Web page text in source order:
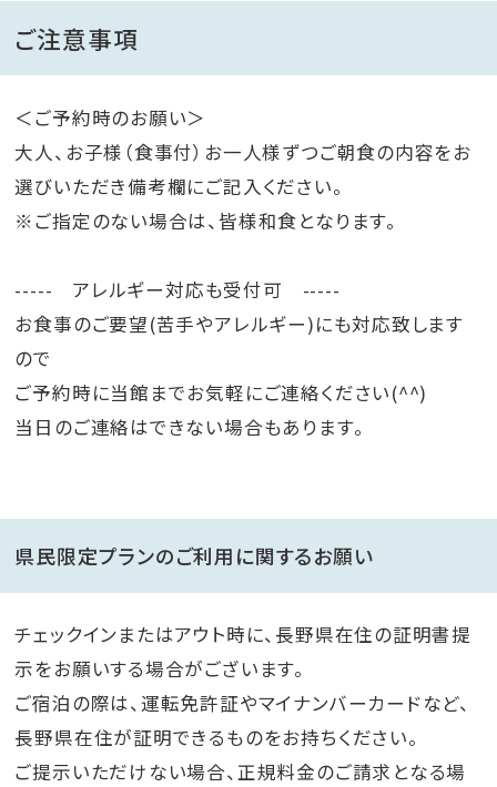
ご注意事項
＜ご予約時のお願い＞
大人、お子様（食事付）お一人様ずつご朝食の内容をお
選びいただき備考欄にご記入ください。
※ご指定のない場合は、皆様和食となります。
----- アレルギー対応も受付可 -----
お食事のご要望(苦手やアレルギー)にも対応致します
ので
ご予約時に当館までお気軽にご連絡ください(^^)
当日のご連絡はできない場合もあります。
県民限定プランのご利用に関するお願い
チェックインまたはアウト時に、長野県在住の証明書提
示をお願いする場合がございます。
ご宿泊の際は、運転免許証やマイナンバーカードなど、
長野県在住が証明できるものをお持ちください。
ご提示いただけない場合、正規料金のご請求となる場